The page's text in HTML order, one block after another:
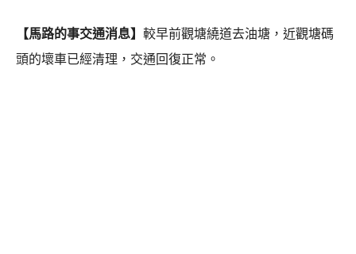
【馬路的事交通消息】 較早前觀塘繞道去油塘，近觀塘碼
頭的壞車已經清理，交通回復正常。